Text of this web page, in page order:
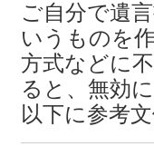
ご自分で遺
いうものを
方式などに
ると、無効
以下に参考